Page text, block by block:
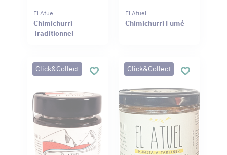
El Atuel
Chimichurri
Traditionnel
El Atuel
Chimichurri Fumé
Click&Collect Click&Collect